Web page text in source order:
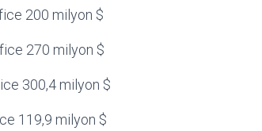
200 milyon $
270 milyon $
300,4 milyon $
119,9 milyon $